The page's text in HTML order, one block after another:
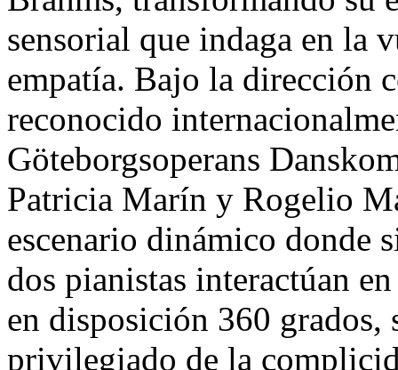
sensorial que indaga en la
empatía. Bajo la dirección
reconocido
Göteborgsoperans
Patricia Marín y Rogelio
escenario dinámico donde
dos pianistas interactúan
en disposición 360 grados,
privilegiado de la